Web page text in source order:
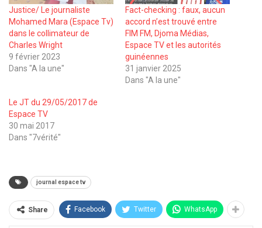
Justice/ Le journaliste
Mohamed Mara (Espace Tv)
dans le collimateur de
Charles Wright
9 février 2023
Dans "A la une"
Fact-checking : faux, aucun
accord n’est trouvé entre
FIM FM, Djoma Médias,
Espace TV et les autorités
guinéennes
31 janvier 2025
Dans "A la une"
Le JT du 29/05/2017 de
Espace TV
30 mai 2017
Dans "7vérité"
journal espace tv
Share Facebook Twitter WhatsApp